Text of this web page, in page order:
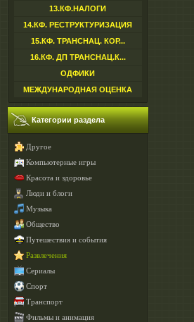
13.КФ.НАЛОГИ
14.КФ. РЕСТРУКТУРИЗАЦИЯ
15.КФ. ТРАНСНАЦ. КОР...
16.КФ. ДП ТРАНСНАЦ.К...
ОДФИКИ
МЕЖДУНАРОДНАЯ ОЦЕНКА
Категории раздела
Другое
Компьютерные игры
Красота и здоровье
Люди и блоги
Музыка
Общество
Путешествия и события
Развлечения
Сериалы
Спорт
Транспорт
Фильмы и анимация